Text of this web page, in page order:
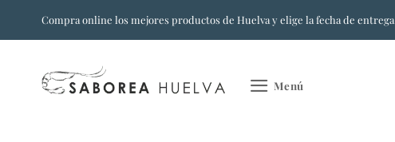
Compra online los mejores productos de Huelva y elige la fecha de entrega
Menú